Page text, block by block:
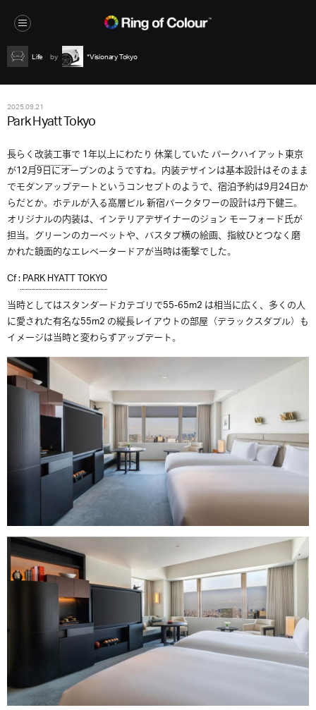
Life *Visionary Tokyo
2025.09.21
Park Hyatt Tokyo
長らく改装工事で 1年以上にわたり 休業していた パークハイアット東京
が12月9日にオープンのようですね。内装デザインは基本設計はそのまま
でモダンアップデートというコンセプトのようで、宿泊予約は9月24日か
らだとか。ホテルが入る高層ビル 新宿パークタワーの設計は丹下健三。
オリジナルの内装は、インテリアデザイナーのジョン モーフォード氏が
担当。グリーンのカーペットや、バスタブ横の絵画、指紋ひとつなく磨
かれた鏡面的なエレベータードアが当時は衝撃でした。
Cf :PARK HYATT TOKYO
当時としてはスタンダードカテゴリで55-65m2 は相当に広く、多くの人
に愛された有名な55m2 の縦長レイアウトの部屋（デラックスダブル）も
イメージは当時と変わらずアップデート。